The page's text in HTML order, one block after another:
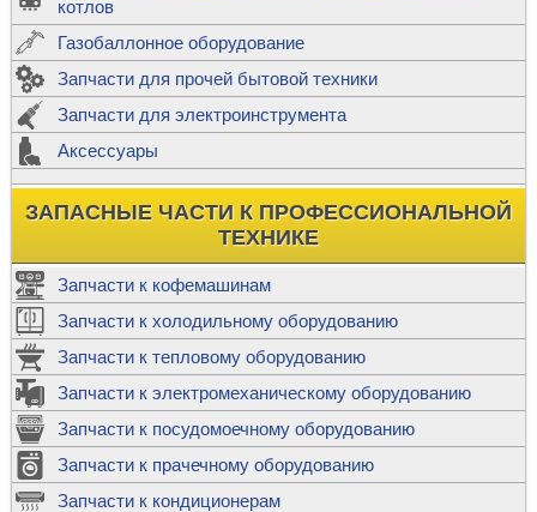
котлов
Газобаллонное оборудование
Запчасти для прочей бытовой техники
Запчасти для электроинструмента
Аксессуары
ЗАПАСНЫЕ ЧАСТИ К ПРОФЕССИОНАЛЬНОЙ
ТЕХНИКЕ
Запчасти к кофемашинам
Запчасти к холодильному оборудованию
Запчасти к тепловому оборудованию
Запчасти к электромеханическому оборудованию
Запчасти к посудомоечному оборудованию
Запчасти к прачечному оборудованию
Запчасти к кондиционерам